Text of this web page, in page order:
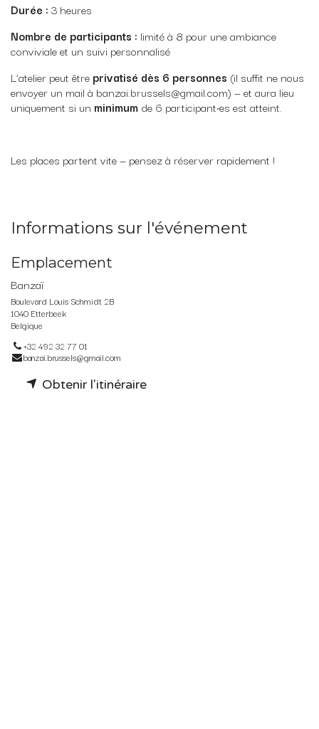
Durée : 3 heures
Nombre de participants : limité à 8 pour une ambiance
conviviale et un suivi personnalisé
L’atelier peut être privatisé dès 6 personnes (il suffit ne nous
envoyer un mail à banzai.brussels@gmail.com) — et aura lieu
uniquement si un minimum de 6 participant·es est atteint.
Les places partent vite — pensez à réserver rapidement !
Informations sur l'événement
Emplacement
Banzaï
Boulevard Louis Schmidt 2B
1040 Etterbeek
Belgique
+32 492 32 77 01
banzai.brussels@gmail.com
Obtenir l'itinéraire